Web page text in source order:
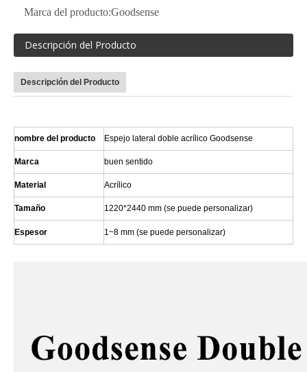
Marca del producto:Goodsense
Descripción del Producto
Descripción del Producto
nombre del producto Espejo lateral doble acrílico Goodsense
Marca buen sentido
Material Acrílico
Tamaño 1220*2440 mm (se puede personalizar)
Espesor 1~8 mm (se puede personalizar)